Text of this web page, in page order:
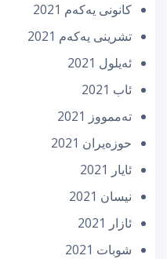
كانونی یه‌كه‌م 2021
تشرینی یه‌كه‌م 2021
ئه‌یلول 2021
ئاب 2021
تەممووز 2021
حوزه‌یران 2021
ئایار 2021
نیسان 2021
ئازار 2021
شوبات 2021